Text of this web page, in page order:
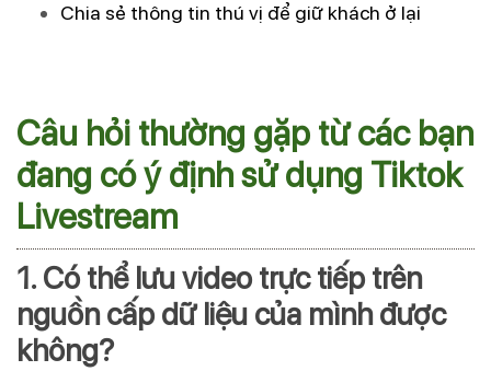
Chia sẻ thông tin thú vị để giữ khách ở lại
Câu hỏi thường gặp từ các bạn
đang có ý định sử dụng Tiktok
Livestream
1. Có thể lưu video trực tiếp trên
nguồn cấp dữ liệu của mình được
không?